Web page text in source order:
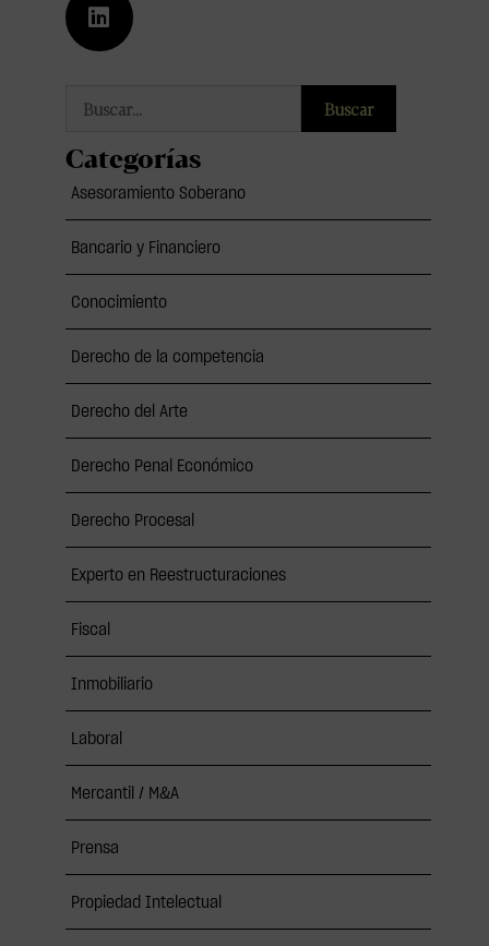
Buscar
Categorías
Asesoramiento Soberano
Bancario y Financiero
Conocimiento
Derecho de la competencia
Derecho del Arte
Derecho Penal Económico
Derecho Procesal
Experto en Reestructuraciones
Fiscal
Inmobiliario
Laboral
Mercantil / M&A
Prensa
Propiedad Intelectual